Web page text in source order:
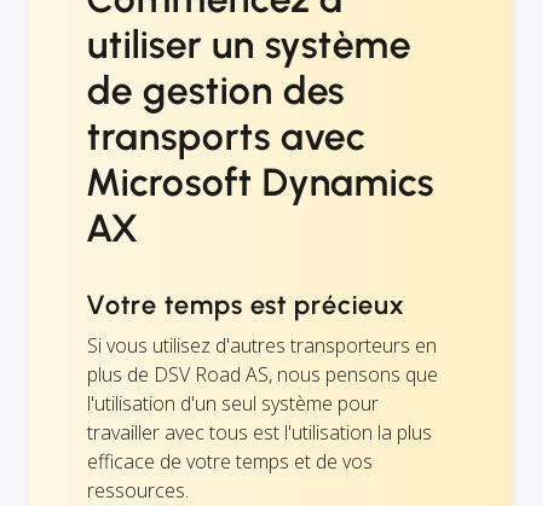
utiliser un système
de gestion des
transports avec
Microsoft Dynamics
AX
Votre temps est précieux
Si vous utilisez d'autres transporteurs en
plus de DSV Road AS, nous pensons que
l'utilisation d'un seul système pour
travailler avec tous est l'utilisation la plus
efficace de votre temps et de vos
ressources.